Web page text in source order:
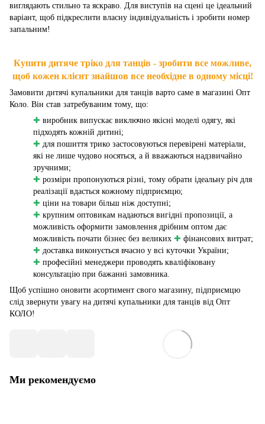
виглядають стильно та яскраво. Для виступів на сцені це ідеальний
варіант, щоб підкреслити власну індивідуальність і зробити номер
запальним!
Купити дитяче тріко для танців - зробити все можливе,
щоб кожен клієнт знайшов все необхідне в одному місці!
Замовити дитячі купальники для танців варто саме в магазині Опт
Коло. Він став затребуваним тому, що:
✚ виробник випускає виключно якісні моделі одягу, які
підходять кожній дитині;
✚ для пошиття трико застосовуються перевірені матеріали,
які не лише чудово носяться, а й вважаються надзвичайно
зручними;
✚ розміри пропонуються різні, тому обрати ідеальну річ для
реалізації вдасться кожному підприємцю;
✚ ціни на товари більш ніж доступні;
✚ крупним оптовикам надаються вигідні пропозиції, а
можливість оформити замовлення дрібним оптом дає
можливість почати бізнес без великих ✚ фінансових витрат;
✚ доставка виконується вчасно у всі куточки України;
✚ професійні менеджери проводять кваліфіковану
консультацію при бажанні замовника.
Щоб успішно оновити асортимент свого магазину, підприємцю
слід звернути увагу на дитячі купальники для танців від Опт
КОЛО!
Ми рекомендуємо